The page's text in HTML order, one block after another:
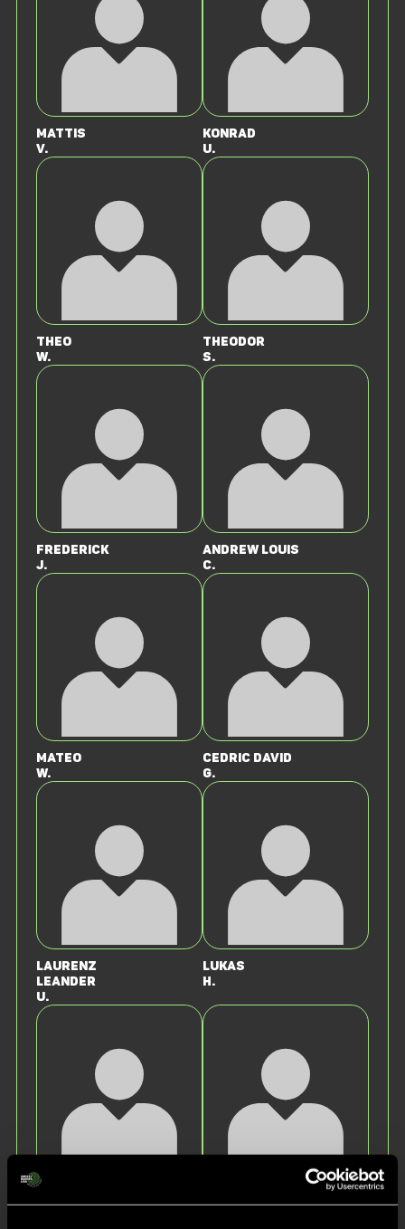
Mattis
v.
Konrad
U.
Theo
W.
Theodor
S.
Frederick
J.
Andrew Louis
C.
Mateo
W.
Cedric David
G.
Laurenz
Leander
U.
Lukas
H.
Toni Erik
B.
S.